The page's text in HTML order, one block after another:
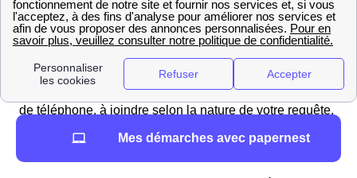
Trouvez les numéros des différents services d'EDF à
Sainte-Radegonde
Pour mieux traiter les demandes des Radegondais et
Radegondaises, EDF a mis en place plusieurs numéros
de téléphone, à joindre selon la nature de votre requête.
Si c'est le service client de Sainte-Radegonde que vous
voulez contacter, il existe deux numéros différents :
Mes démarches avec papernest